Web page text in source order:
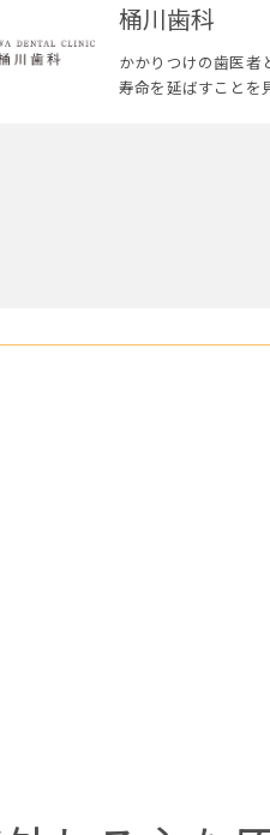
桶川歯科
かかりつけの歯医者
寿命を延ばすことを